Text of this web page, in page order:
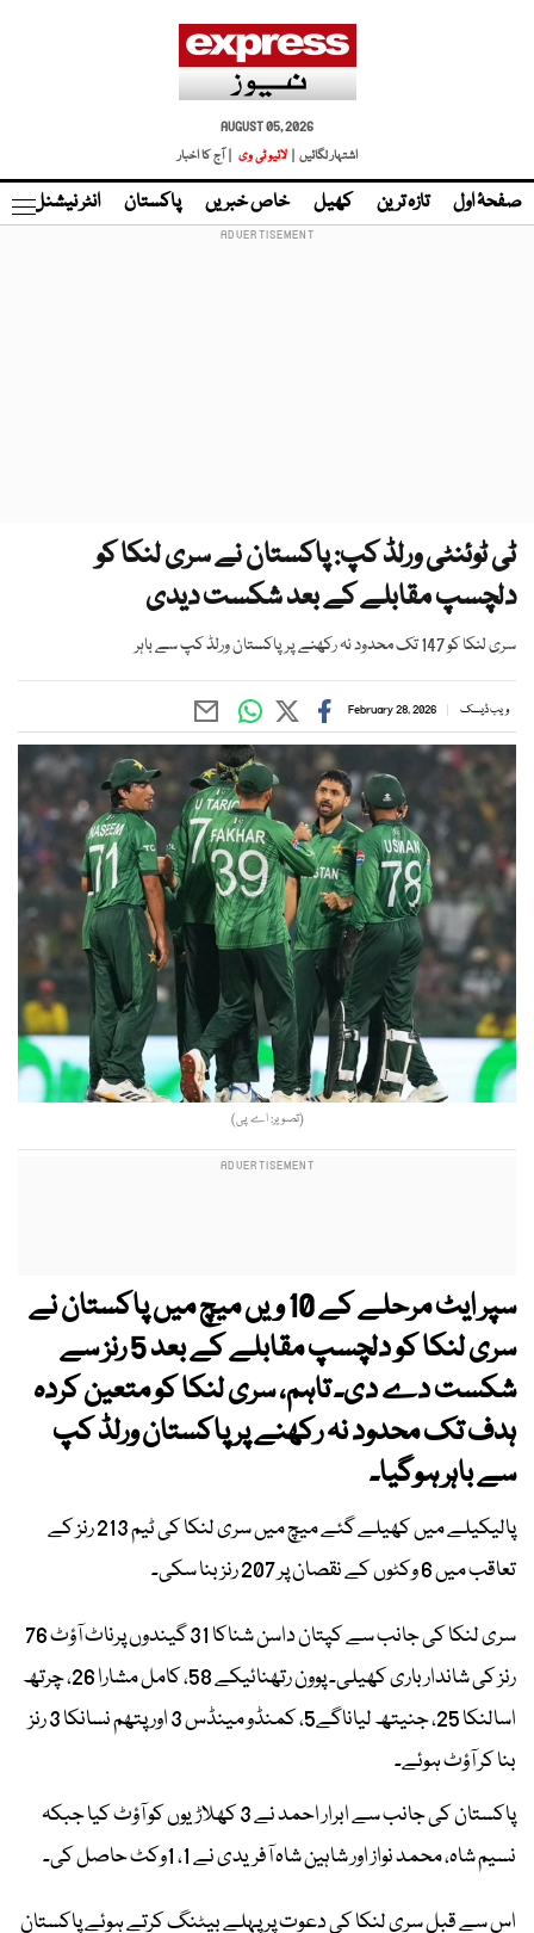
AUGUST 05, 2026
اشتہار لگائیں |
لائیو ٹی وی | آج کا اخبار
صفحۂ اول تازہ ترین کھیل خاص خبریں پاکستان انٹر نیشنل
ٹی ٹوئنٹی ورلڈ کپ: پاکستان نے سری لنکا کو
دلچسپ مقابلے کے بعد شکست دیدی
سری لنکا کو 147 تک محدود نہ رکھنے پر پاکستان ورلڈ کپ سے باہر
ویب ڈیسک February 28, 2026
(تصویر: اے پی)
سپر ایٹ مرحلے کے 10 ویں میچ میں پاکستان نے
سری لنکا کو دلچسپ مقابلے کے بعد 5 رنز سے
شکست دے دی۔ تاہم، سری لنکا کو متعین کردہ
ہدف تک محدود نہ رکھنے پر پاکستان ورلڈ کپ
سے باہر ہوگیا۔
پالیکیلے میں کھیلے گئے میچ میں سری لنکا کی ٹیم 213 رنز کے
تعاقب میں 6 وکٹوں کے نقصان پر 207 رنز بنا سکی۔
سری لنکا کی جانب سے کپتان داسن شناکا 31 گیندوں پرناٹ آؤٹ 76
رنز کی شاندار باری کھیلی۔ پوون رتھنائیکے 58، کامل مشارا 26، چرتھ
اسالنکا 25، جنیتھ لیاناگے5، کمنڈو مینڈس 3 اور پتھم نسانکا 3 رنز
بنا کر آؤٹ ہوئے۔
پاکستان کی جانب سے ابرار احمد نے 3 کھلاڑیوں کو آؤٹ کیا جبکہ
نسیم شاہ، محمد نواز اور شاہین شاہ آفریدی نے 1، 1وکٹ حاصل کی۔
اس سے قبل سری لنکا کی دعوت پر پہلے بیٹنگ کرتے ہوئے پاکستان